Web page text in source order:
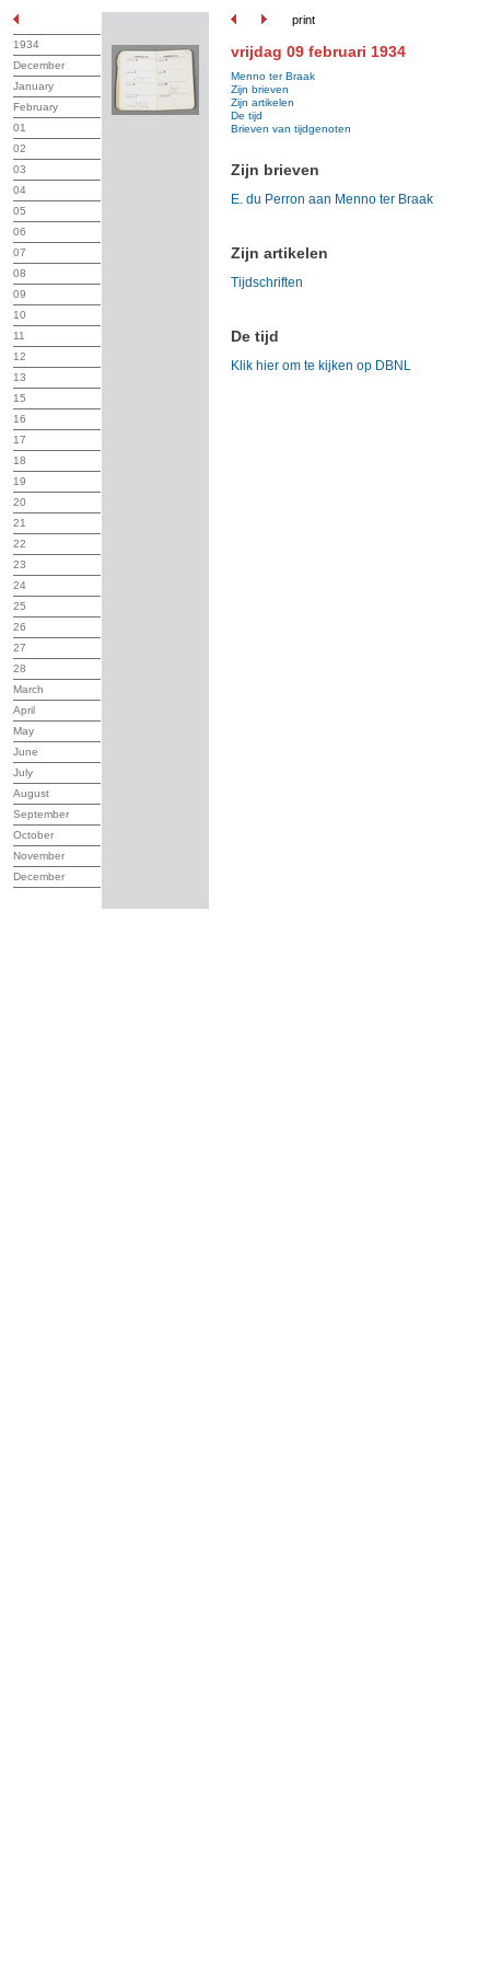
print
1934
December
January
February
01
02
03
04
05
06
07
08
09
10
11
12
13
15
16
17
18
19
20
21
22
23
24
25
26
27
28
March
April
May
June
July
August
September
October
November
December
vrijdag 09 februari 1934
Menno ter Braak
Zijn brieven
Zijn artikelen
De tijd
Brieven van tijdgenoten
Zijn brieven
E. du Perron aan Menno ter Braak
Zijn artikelen
Tijdschriften
De tijd
Klik hier om te kijken op DBNL